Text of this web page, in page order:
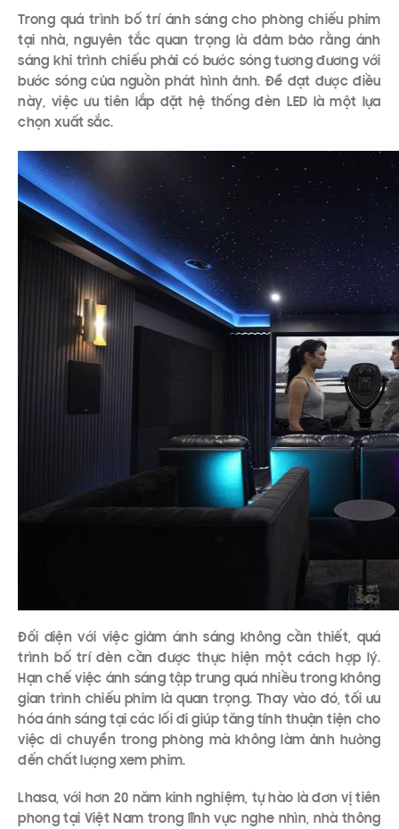
Trong quá trình bố trí ánh sáng cho phòng chiếu phim
tại nhà, nguyên tắc quan trọng là đảm bảo rằng ánh
sáng khi trình chiếu phải có bước sóng tương đương với
bước sóng của nguồn phát hình ảnh. Để đạt được điều
này, việc ưu tiên lắp đặt hệ thống đèn LED là một lựa
chọn xuất sắc.
Đối diện với việc giảm ánh sáng không cần thiết, quá
trình bố trí đèn cần được thực hiện một cách hợp lý.
Hạn chế việc ánh sáng tập trung quá nhiều trong không
gian trình chiếu phim là quan trọng. Thay vào đó, tối ưu
hóa ánh sáng tại các lối đi giúp tăng tính thuận tiện cho
việc di chuyển trong phòng mà không làm ảnh hưởng
đến chất lượng xem phim.
Lhasa, với hơn 20 năm kinh nghiệm, tự hào là đơn vị tiên
phong tại Việt Nam trong lĩnh vực nghe nhìn, nhà thông